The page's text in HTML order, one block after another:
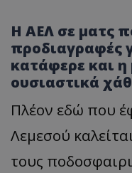
Η ΑΕΛ σε ματς
προδιαγραφές
κατάφερε και η
ουσιαστικά
Πλέον εδώ που
Λεμεσού
τους